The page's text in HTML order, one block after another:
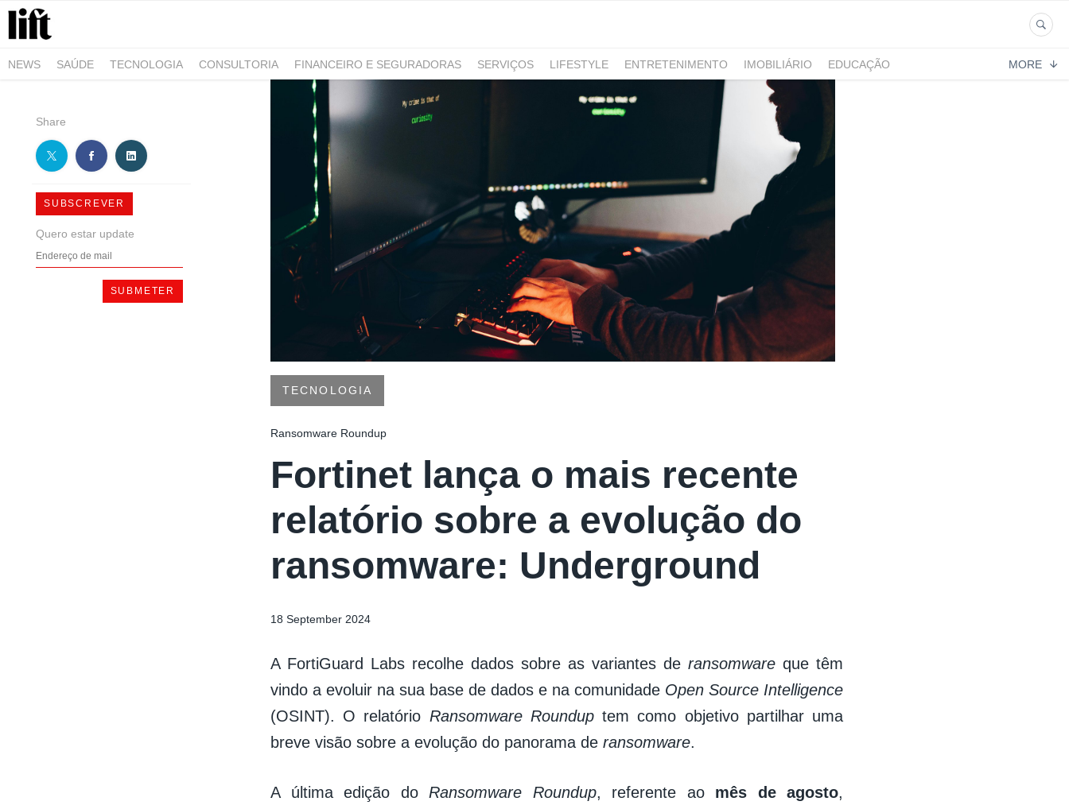
NEWS SAÚDE TECNOLOGIA CONSULTORIA FINANCEIRO E SEGURADORAS SERVIÇOS LIFESTYLE ENTRETENIMENTO IMOBILIÁRIO
EDUCAÇÃO
ARQUITETURA
MORE
Share
SUBSCREVER
Quero estar update
TECNOLOGIA
Ransomware Roundup
Fortinet lança o mais recente
relatório sobre a evolução do
ransomware: Underground
18 September 2024
A FortiGuard Labs recolhe dados sobre as variantes de ransomware que têm
vindo a evoluir na sua base de dados e na comunidade Open Source Intelligence
(OSINT). O relatório Ransomware Rounduptem como objetivo partilhar uma
breve visão sobre a evolução do panorama de ransomware.
A última edição do Ransomware Roundup, referente ao mês de agosto,